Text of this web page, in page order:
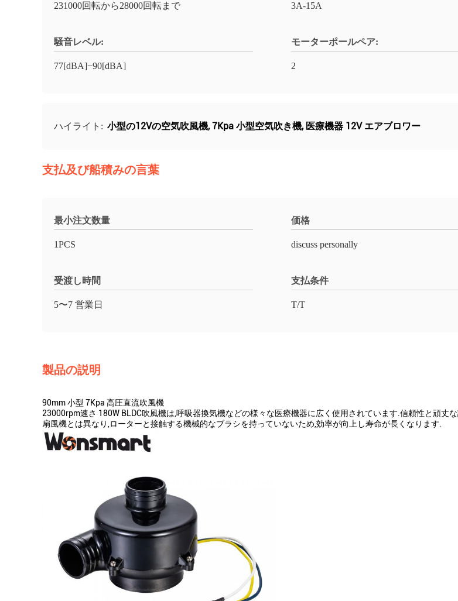
231000回転から28000回転まで 3A-15A
騒音レベル:
77[dBA]−90[dBA]
モーターポールペア:
2
ハイライト: 小型の12Vの空気吹風機,7Kpa 小型空気吹き機, 医療機器 12V エアブロワー
支払及び船積みの言葉
最小注文数量
1PCS
価格
discuss personally
受渡し時間
5〜7 営業日
支払条件
T/T
製品の説明
90mm 小型 7Kpa 高圧直流吹風機
23000rpm速さ 180W BLDC吹風機は,呼吸器換気機などの様々な医療機器に広く使用されています.信頼性と頑
扇風機とは異なり,ローターと接触する機械的なブラシを持っていないため,効率が向上し寿命が長くなります.